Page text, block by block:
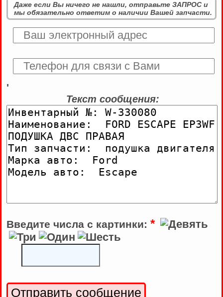
Даже если Вы ничего не нашли, отправьте ЗАПРОС и
мы обязательно ответим о наличии Вашей запчасти.
'
Текст сообщения:
Введите числа с картинки: *